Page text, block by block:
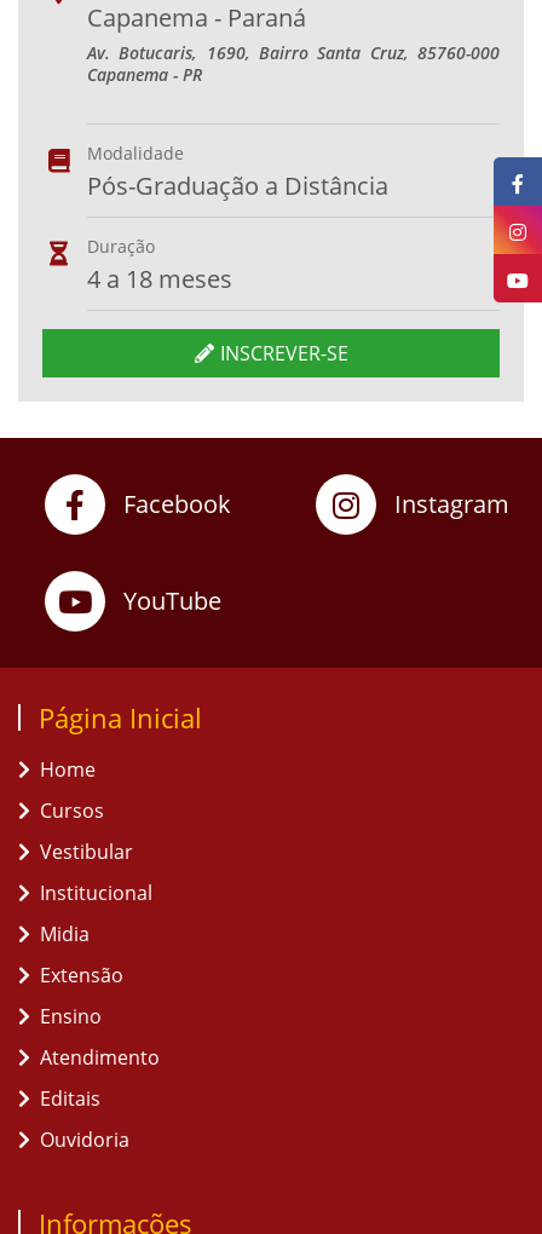
Capanema - Paraná
Av. Botucaris, 1690, Bairro Santa Cruz, 85760-000
Capanema - PR
Modalidade
Pós-Graduação a Distância
Duração
4 a 18 meses
INSCREVER-SE
Facebook Instagram
YouTube
Página Inicial
Home
Cursos
Vestibular
Institucional
Midia
Extensão
Ensino
Atendimento
Editais
Ouvidoria
Informações